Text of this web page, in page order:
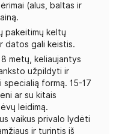
(alus, baltas ir
pakeitimų keltų
datos gali keistis.
metų, keliaujantys
užpildyti ir
formą. 15-17
ar su kitais
leidimą.
vaikus privalo lydėti
ir turintis iš